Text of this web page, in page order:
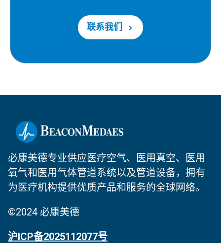
联系我们
必康美德专业供应医疗空气、医用真空、医用
氧气和医用气体管道系统以及管道设备，拥有
为医疗机构提供优质产品和服务的全球网络。
©2024 必康美德
沪ICP备2025112077号